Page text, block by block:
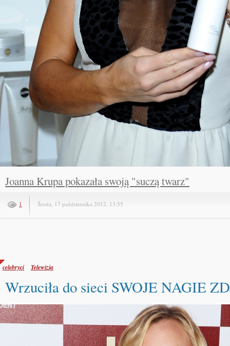
Joanna Krupa pokazała swoją "suczą twarz"
1 Środa, 17 października 2012, 13:55
celebryci Telewizja
Wrzuciła do sieci SWOJE NAGIE